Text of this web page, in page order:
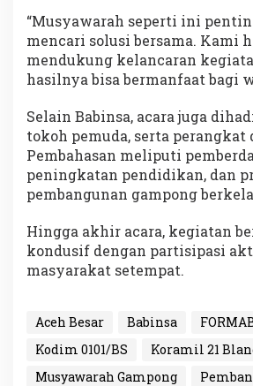
“Musyawarah seperti ini
mencari solusi bersama. Kami
mendukung kelancaran
hasilnya bisa bermanfaat bagi
Selain Babinsa, acara juga
tokoh pemuda, serta perangkat
Pembahasan meliputi
peningkatan pendidikan, dan
pembangunan gampong
Hingga akhir acara, kegiatan
kondusif dengan partisipasi
masyarakat setempat.
Aceh Besar Babinsa
Kodim 0101/BS
Koramil 21
Musyawarah Gampong